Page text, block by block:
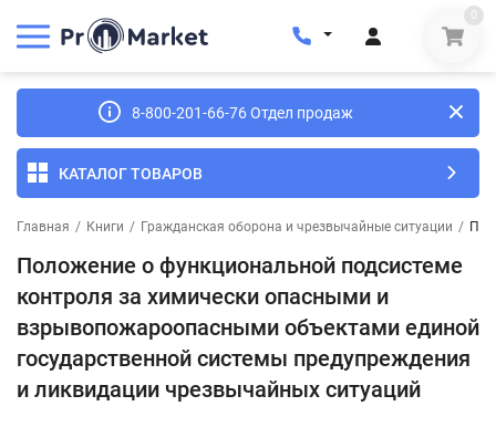
0
8-800-201-66-76 Отдел продаж
КАТАЛОГ ТОВАРОВ
Главная / Книги / Гражданская оборона и чрезвычайные ситуации /
Положение о функциональной подсистеме
контроля за химически опасными и
взрывопожароопасными объектами единой
государственной системы предупреждения
и ликвидации чрезвычайных ситуаций